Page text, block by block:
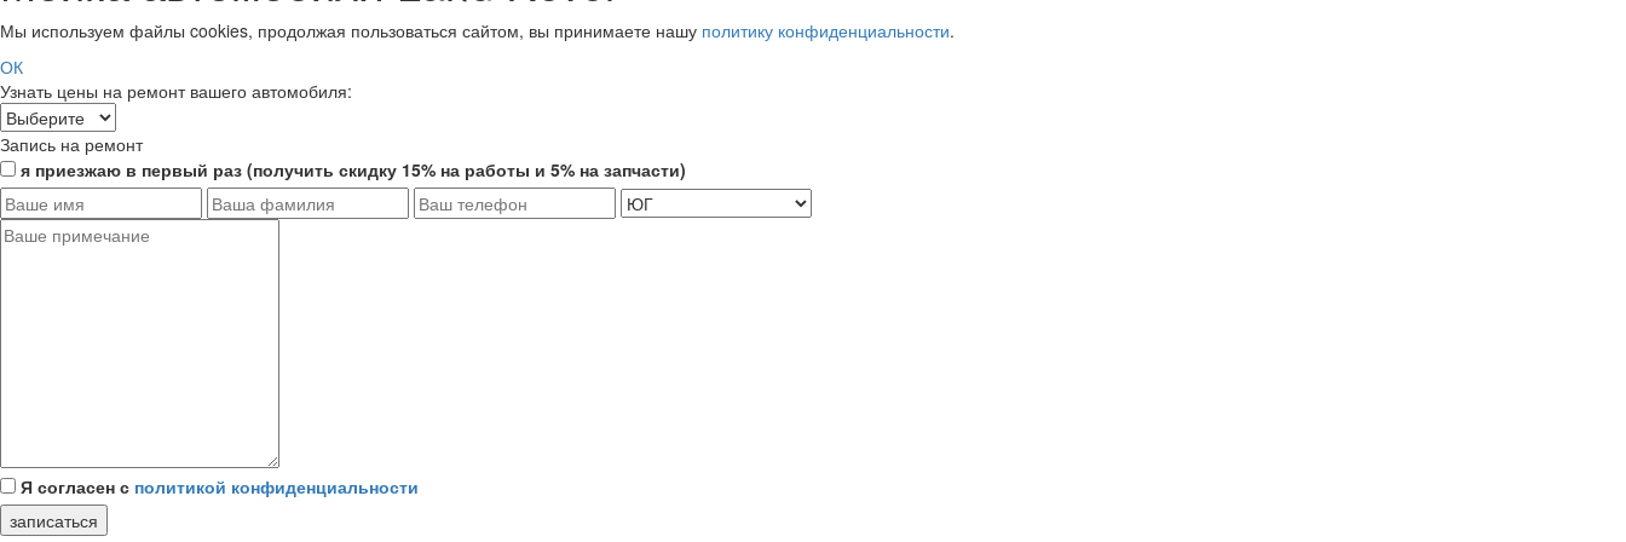
Мы используем файлы cookies, продолжая пользоваться сайтом, вы принимаете нашу политику конфиденциальности.
ОК
Узнать цены на ремонт вашего автомобиля:
Запись на ремонт
я приезжаю в первый раз (получить скидку 15% на работы и 5% на запчасти)
Я согласен с политикой конфиденциальности
записаться